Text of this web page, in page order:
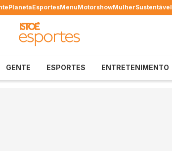
PlanetaEsportesMenuMotorshowMulherSustentável
GENTE ESPORTES ENTRETENIMENTO